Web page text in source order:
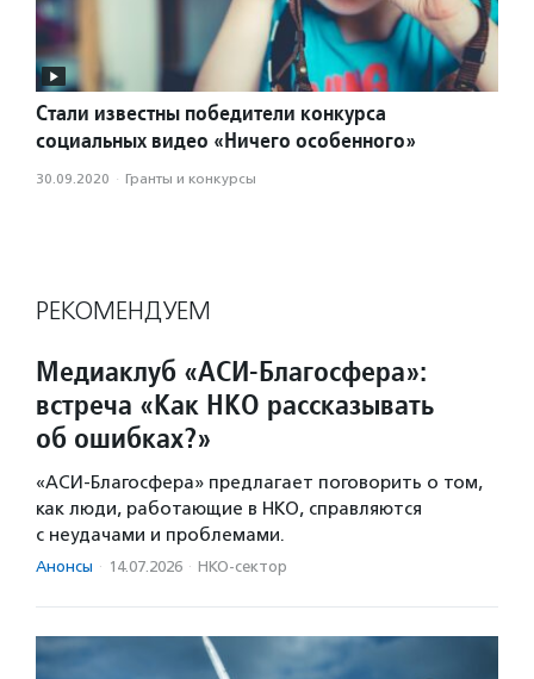
Стали известны победители конкурса
социальных видео «Ничего особенного»
30.09.2020 · Гранты и конкурсы
РЕКОМЕНДУЕМ
Медиаклуб «АСИ-Благосфера»:
встреча «Как НКО рассказывать
об ошибках?»
«АСИ-Благосфера» предлагает поговорить о том,
как люди, работающие в НКО, справляются
с неудачами и проблемами.
Анонсы · 14.07.2026 · НКО-сектор